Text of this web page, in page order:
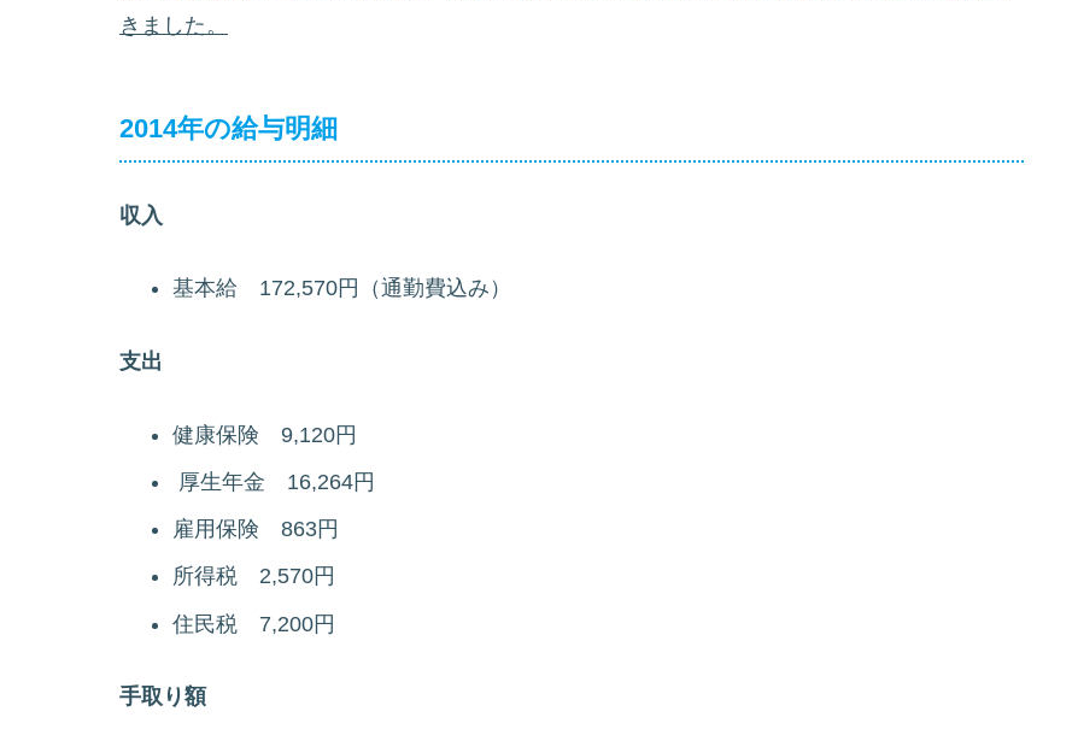
きました。
2014年の給与明細
収入
基本給 172,570円（通勤費込み）
支出
健康保険 9,120円
厚生年金 16,264円
雇用保険 863円
所得税 2,570円
住民税 7,200円
手取り額